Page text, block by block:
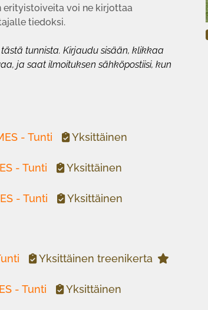
voi ne kirjottaa
tiedoksi.
tunnista. Kirjaudu sisään, klikkaa
ja saat ilmoituksen sähköpostiisi, kun
- Tunti
Yksittäinen
- Tunti
Yksittäinen
- Tunti
Yksittäinen
Yksittäinen treenikerta
- Tunti
Yksittäinen